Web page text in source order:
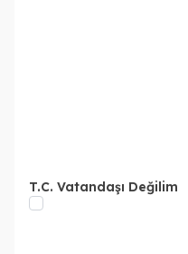
T.C. Vatandaşı Değilim